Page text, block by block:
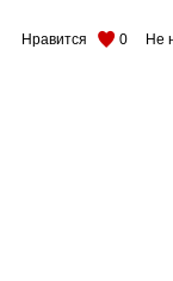
Нравится 0 Не